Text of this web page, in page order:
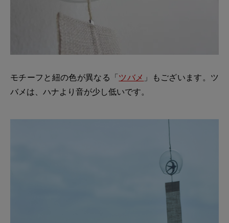
モチーフと紐の色が異なる「ツバメ 」もございます。ツ
バメは、ハナより音が少し低いです。